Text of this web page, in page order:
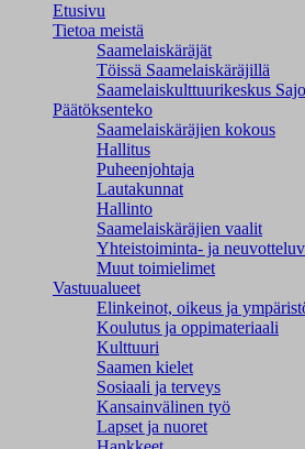
Etusivu
Tietoa meistä
Saamelaiskäräjät
Töissä Saamelaiskäräjillä
Saamelaiskulttuuri­keskus
Päätöksenteko
Saamelaiskäräjien kokous
Hallitus
Puheenjohtaja
Lautakunnat
Hallinto
Saamelaiskäräjien vaalit
Yhteistoiminta- ja
Muut toimielimet
Vastuualueet
Elinkeinot, oikeus ja
Koulutus ja oppimateriaali
Kulttuuri
Saamen kielet
Sosiaali ja terveys
Kansainvälinen työ
Lapset ja nuoret